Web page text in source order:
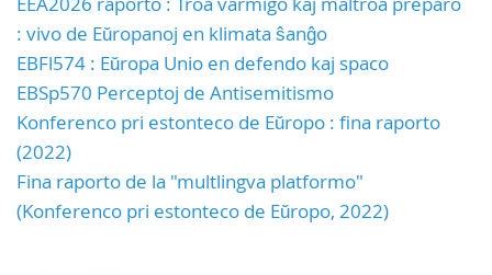
: vivo de Eŭropanoj en klimata ŝanĝo
EBFl574 : Eŭropa Unio en defendo kaj spaco
EBSp570 Perceptoj de Antisemitismo
Konferenco pri estonteco de Eŭropo : fina raporto
(2022)
Fina raporto de la "multlingva platformo"
(Konferenco pri estonteco de Eŭropo, 2022)